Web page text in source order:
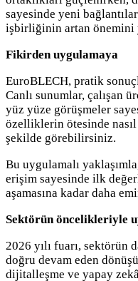
sayesinde yeni
işbirliğinin artan önemini
Fikirden uygulamaya
EuroBLECH, pratik
Canlı sunumlar, çalışan
yüz yüze görüşmeler
özelliklerin ötesinde
şekilde görebilirsiniz.
Bu uygulamalı
erişim sayesinde ilk
aşamasına kadar daha
Sektörün öncelikleriyle
2026 yılı fuarı, sektörün
doğru devam eden
dijitalleşme ve yapay